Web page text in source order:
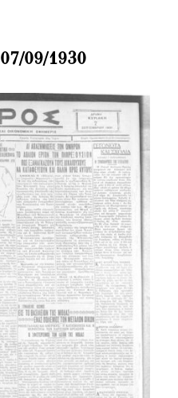
07/09/1930